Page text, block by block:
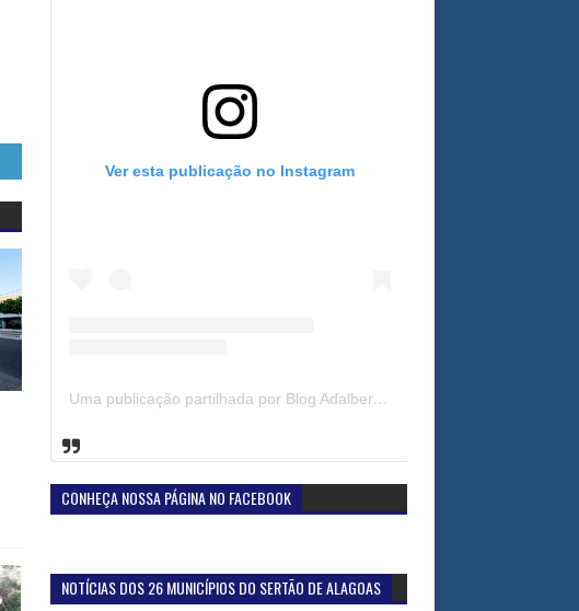
Ver esta publicação no Instagram
Uma publicação partilhada por Blog Adalberto Gomes Noticias (@blogadalbertogomesnoticiass)
CONHEÇA NOSSA PÁGINA NO FACEBOOK
NOTÍCIAS DOS 26 MUNICÍPIOS DO SERTÃO DE ALAGOAS